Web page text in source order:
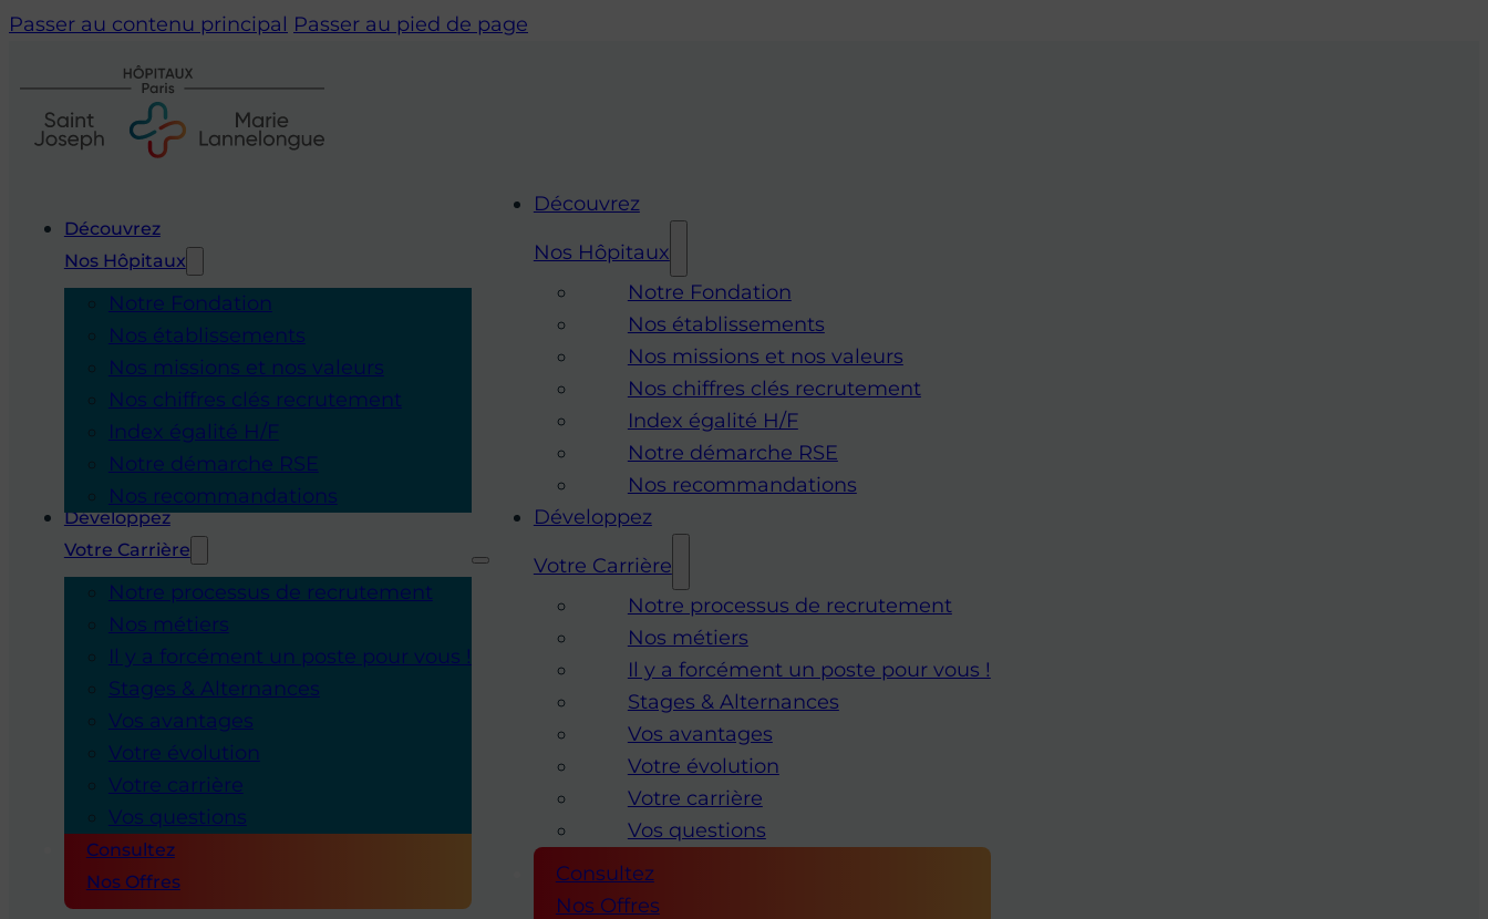
Passer au contenu principal Passer au pied de page
Découvrez
Nos Hôpitaux
Notre Fondation
Nos établissements
Nos missions et nos valeurs
Nos chiffres clés recrutement
Index égalité H/F
Notre démarche RSE
Nos recommandations
Développez
Votre Carrière
Notre processus de recrutement
Nos métiers
Il y a forcément un poste pour vous !
Stages & Alternances
Vos avantages
Votre évolution
Votre carrière
Vos questions
Consultez
Nos Offres
Découvrez
Nos Hôpitaux
Notre Fondation
Nos établissements
Nos missions et nos valeurs
Nos chiffres clés recrutement
Index égalité H/F
Notre démarche RSE
Nos recommandations
Développez
Votre Carrière
Notre processus de recrutement
Nos métiers
Il y a forcément un poste pour vous !
Stages & Alternances
Vos avantages
Votre évolution
Votre carrière
Vos questions
Consultez
Nos Offres